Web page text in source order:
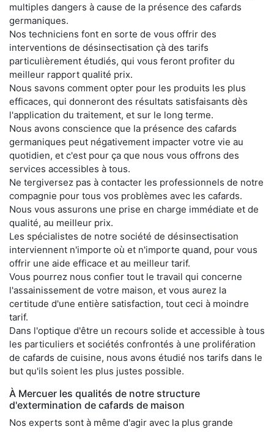
multiples dangers à cause de la présence des cafards
germaniques.
Nos techniciens font en sorte de vous offrir des
interventions de désinsectisation çà des tarifs
particulièrement étudiés, qui vous feront profiter du
meilleur rapport qualité prix.
Nous savons comment opter pour les produits les plus
efficaces, qui donneront des résultats satisfaisants dès
l'application du traitement, et sur le long terme.
Nous avons conscience que la présence des cafards
germaniques peut négativement impacter votre vie au
quotidien, et c'est pour ça que nous vous offrons des
services accessibles à tous.
Ne tergiversez pas à contacter les professionnels de notre
compagnie pour tous vos problèmes avec les cafards.
Nous vous assurons une prise en charge immédiate et de
qualité, au meilleur prix.
Les spécialistes de notre société de désinsectisation
interviennent n'importe où et n'importe quand, pour vous
offrir une aide efficace et au meilleur tarif.
Vous pourrez nous confier tout le travail qui concerne
l'assainissement de votre maison, et vous aurez la
certitude d'une entière satisfaction, tout ceci à moindre
tarif.
Dans l'optique d'être un recours solide et accessible à tous
les particuliers et sociétés confrontés à une prolifération
de cafards de cuisine, nous avons étudié nos tarifs dans le
but qu'ils soient les plus justes possible.
À Mercuer les qualités de notre structure
d'extermination de cafards de maison
Nos experts sont à même d'agir avec la plus grande